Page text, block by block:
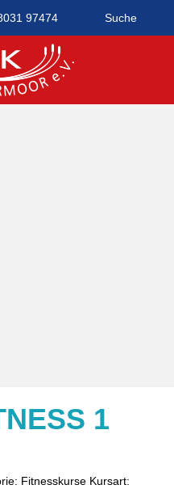
97474 Suche
1
Fitnesskurse Kursart: